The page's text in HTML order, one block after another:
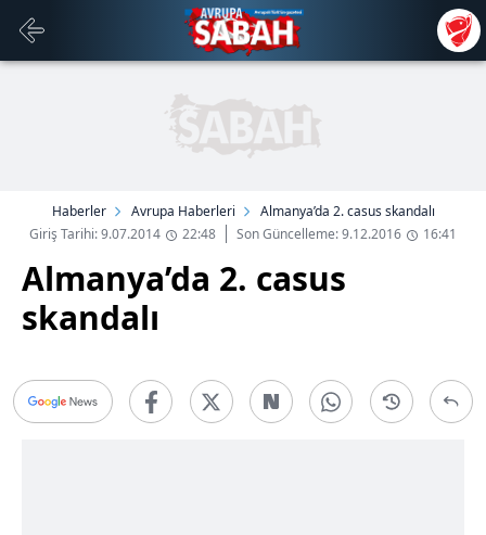
Haberler Avrupa Haberleri
Almanya’da 2. casus skandalı
Giriş Tarihi: 9.07.2014
22:48 Son Güncelleme: 9.12.2016 16:41
Almanya’da 2. casus
skandalı